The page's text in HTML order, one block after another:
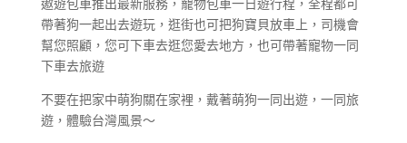
帶著狗一起出去遊玩，逛街也可把狗寶貝放車上，司機會
幫您照顧，您可下車去逛您愛去地方，也可帶著寵物一同
下車去旅遊
不要在把家中萌狗關在家裡，戴著萌狗一同出遊，一同旅
遊，體驗台灣風景～